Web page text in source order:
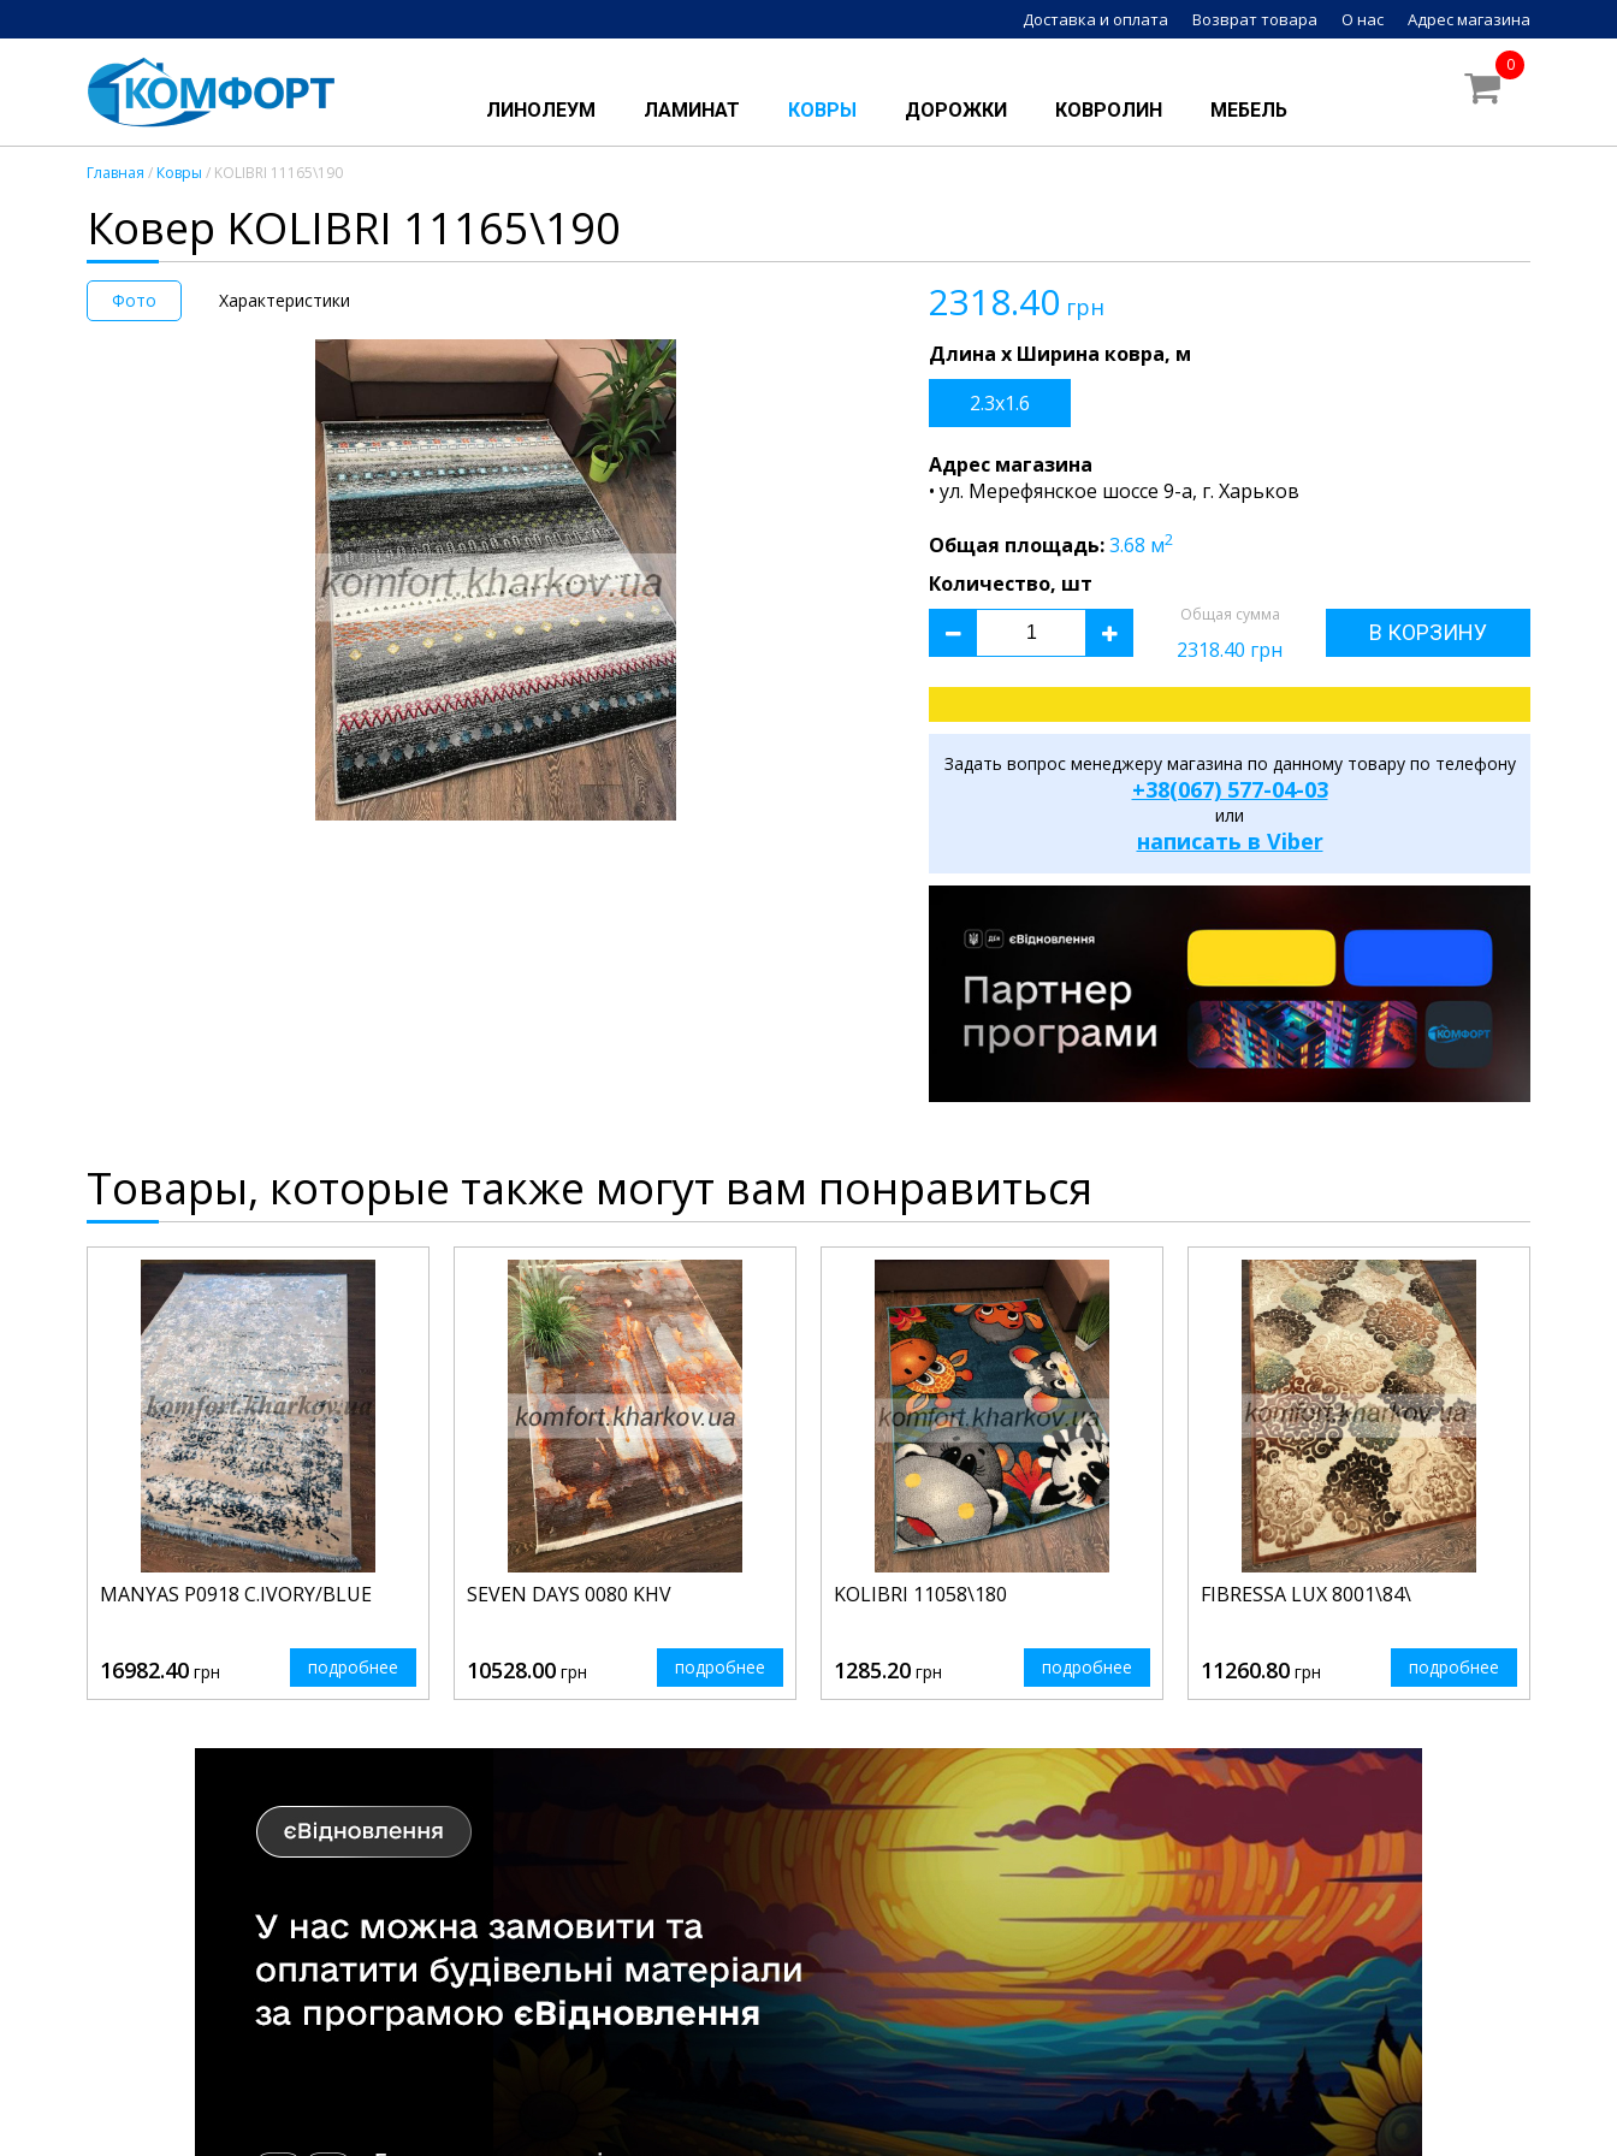
Доставка и оплата Возврат товара О нас Адрес магазина
ЛИНОЛЕУМ ЛАМИНАТ КОВРЫ ДОРОЖКИ КОВРОЛИН МЕБЕЛЬ
0
Главная /Ковры / KOLIBRI 11165\190
Ковер KOLIBRI 11165\190
Фото Характеристики 2318.40 грн
Длина x Ширина ковра, м
2.3x1.6
Адрес магазина
• ул. Мерефянское шоссе 9-а, г. Харьков
Общая площадь:3.68 м2
Количество, шт
Общая сумма
2318.40 грн
В КОРЗИНУ
Задать вопрос менеджеру магазина по данному товару по телефону
+38(067) 577-04-03
или
написать в Viber
Товары, которые также могут вам понравиться
MANYAS P0918 C.IVORY/BLUE
16982.40 грн подробнее
SEVEN DAYS 0080 KHV
10528.00 грн подробнее
KOLIBRI 11058\180
1285.20 грн подробнее
FIBRESSA LUX 8001\84\
11260.80 грн подробнее